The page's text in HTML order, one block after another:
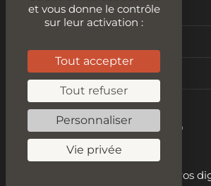
Conditions Générales de Vente
Nous contacter
Become a digital hero
Embrassez votre rôle de héros
et vous donne le contrôle
sur leur activation :
Tout accepter
Tout refuser
Personnaliser
Vie privée